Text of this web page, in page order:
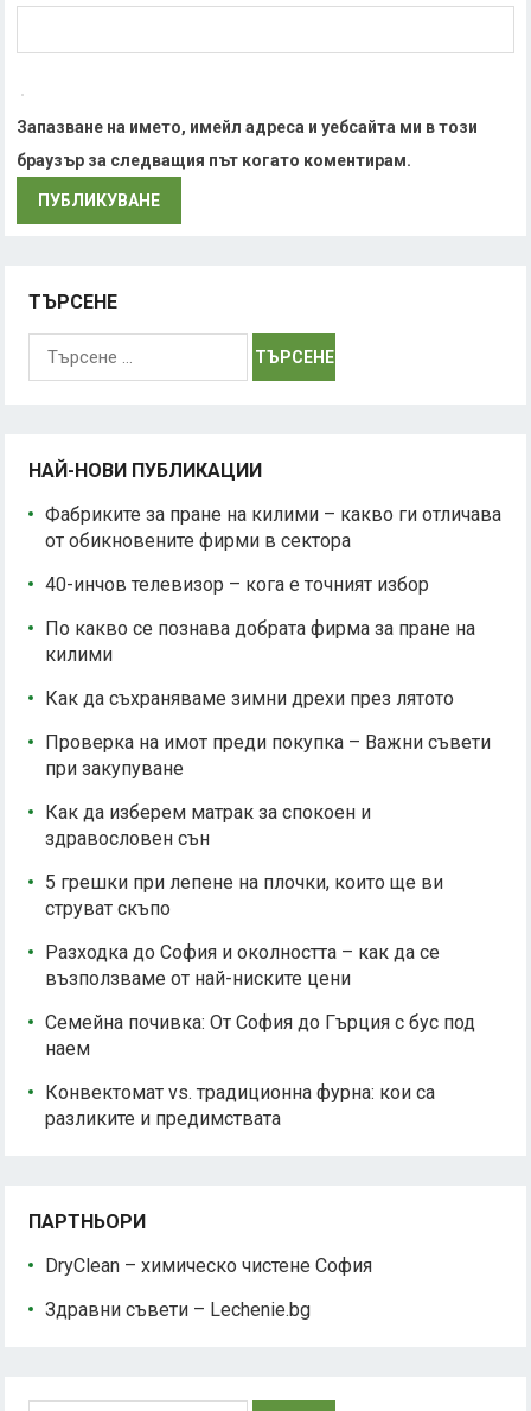
Запазване на името, имейл адреса и уебсайта ми в този
браузър за следващия път когато коментирам.
ТЪРСЕНЕ
Търсене
НАЙ-НОВИ ПУБЛИКАЦИИ
Фабриките за пране на килими – какво ги отличава
от обикновените фирми в сектора
40-инчов телевизор – кога е точният избор
По какво се познава добрата фирма за пране на
килими
Как да съхраняваме зимни дрехи през лятото
Проверка на имот преди покупка – Важни съвети
при закупуване
Как да изберем матрак за спокоен и
здравословен сън
5 грешки при лепене на плочки, които ще ви
струват скъпо
Разходка до София и околността – как да се
възползваме от най-ниските цени
Семейна почивка: От София до Гърция с бус под
наем
Конвектомат vs. традиционна фурна: кои са
разликите и предимствата
ПАРТНЬОРИ
DryClean – химическо чистене София
Здравни съвети – Lechenie.bg